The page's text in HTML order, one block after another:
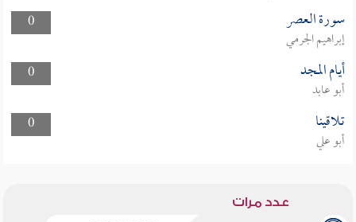
0
سورة العصر
إبراهيم الجرمي
0
أيام المجد
أبو عابد
0
تلاقينا
أبو علي
عدد مرات